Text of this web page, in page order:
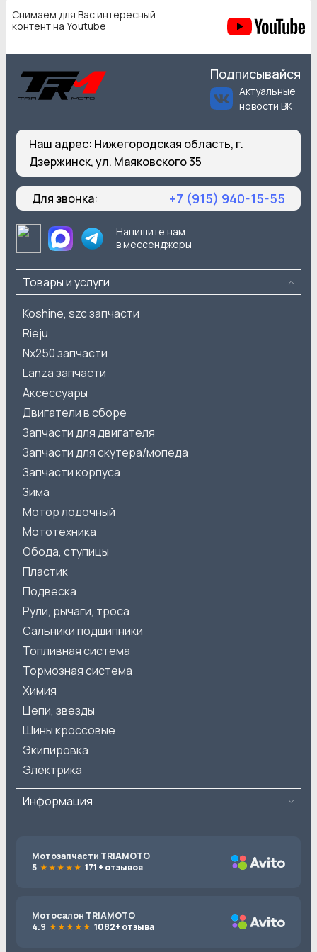
Снимаем для Вас интересный
контент на Youtube
Подписывайся
Актуальные
новости ВК
Наш адрес: Нижегородская область, г.
Дзержинск, ул. Маяковского 35
Для звонка: +7 (915) 940-15-55
Напишите нам
в мессенджеры
Товары и услуги
Koshine, szc запчасти
Rieju
Nx250 запчасти
Lanza запчасти
Аксессуары
Двигатели в сборе
Запчасти для двигателя
Запчасти для скутера/мопеда
Запчасти корпуса
Зима
Мотор лодочный
Мототехника
Обода, ступицы
Пластик
Подвеска
Рули, рычаги, троса
Сальники подшипники
Топливная система
Тормозная система
Химия
Цепи, звезды
Шины кроссовые
Экипировка
Электрика
Информация
Мотозапчасти TRIAMOTO
5
171 + отзывов
Мотосалон TRIAMOTO
4.9
1082+ отзыва